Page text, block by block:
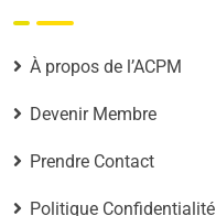
À propos de l’ACPM
Devenir Membre
Prendre Contact
Politique Confidentialité